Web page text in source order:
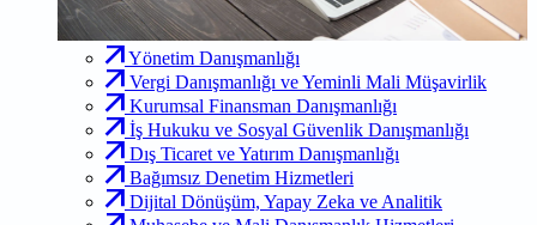
Yönetim Danışmanlığı
Vergi Danışmanlığı ve Yeminli Mali Müşavirlik
Kurumsal Finansman Danışmanlığı
İş Hukuku ve Sosyal Güvenlik Danışmanlığı
Dış Ticaret ve Yatırım Danışmanlığı
Bağımsız Denetim Hizmetleri
Dijital Dönüşüm, Yapay Zeka ve Analitik